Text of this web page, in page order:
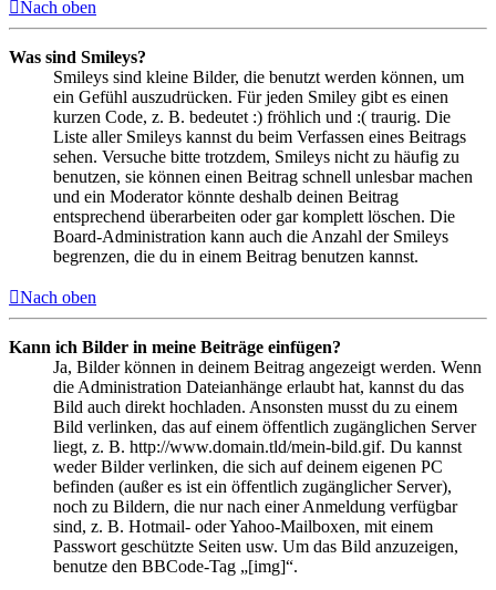
Nach oben
Was sind Smileys?
Smileys sind kleine Bilder, die benutzt werden können, um
ein Gefühl auszudrücken. Für jeden Smiley gibt es einen
kurzen Code, z. B. bedeutet :) fröhlich und :( traurig. Die
Liste aller Smileys kannst du beim Verfassen eines Beitrags
sehen. Versuche bitte trotzdem, Smileys nicht zu häufig zu
benutzen, sie können einen Beitrag schnell unlesbar machen
und ein Moderator könnte deshalb deinen Beitrag
entsprechend überarbeiten oder gar komplett löschen. Die
Board-Administration kann auch die Anzahl der Smileys
begrenzen, die du in einem Beitrag benutzen kannst.
Nach oben
Kann ich Bilder in meine Beiträge einfügen?
Ja, Bilder können in deinem Beitrag angezeigt werden. Wenn
die Administration Dateianhänge erlaubt hat, kannst du das
Bild auch direkt hochladen. Ansonsten musst du zu einem
Bild verlinken, das auf einem öffentlich zugänglichen Server
liegt, z. B. http://www.domain.tld/mein-bild.gif. Du kannst
weder Bilder verlinken, die sich auf deinem eigenen PC
befinden (außer es ist ein öffentlich zugänglicher Server),
noch zu Bildern, die nur nach einer Anmeldung verfügbar
sind, z. B. Hotmail- oder Yahoo-Mailboxen, mit einem
Passwort geschützte Seiten usw. Um das Bild anzuzeigen,
benutze den BBCode-Tag „[img]“.